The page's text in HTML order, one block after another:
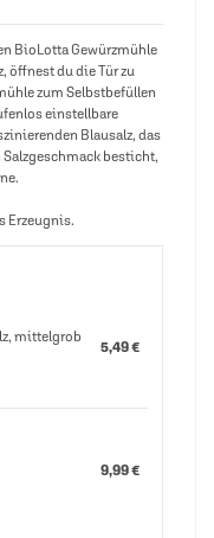
BioLotta Gewürzmühle
öffnest du die Tür zu
zum Selbstbefüllen
einstellbare
Blausalz, das
besticht,
Erzeugnis.
mittelgrob
5,49 €
9,99 €